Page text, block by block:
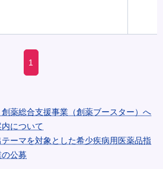
1
薬総合支援事業（創薬ブースター）へ
について
ーマを対象とした希少疾病用医薬品指
公募